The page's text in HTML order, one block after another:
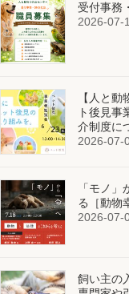
受付事務
2026-07-
【人と
ト後見事
介制度に
2026-07-
「モノ
る［動物
2026-07-
飼い主の